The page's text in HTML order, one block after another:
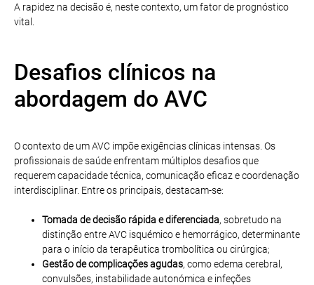
A rapidez na decisão é, neste contexto, um fator de prognóstico
vital.
Desafios clínicos na
abordagem do AVC
O contexto de um AVC impõe exigências clínicas intensas. Os
profissionais de saúde enfrentam múltiplos desafios que
requerem capacidade técnica, comunicação eficaz e coordenação
interdisciplinar. Entre os principais, destacam-se:
Tomada de decisão rápida e diferenciada, sobretudo na
distinção entre AVC isquémico e hemorrágico, determinante
para o início da terapêutica trombolítica ou cirúrgica;
Gestão de complicações agudas, como edema cerebral,
convulsões, instabilidade autonómica e infeções